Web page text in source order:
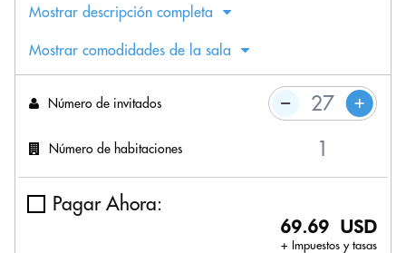
Mostrar descripción completa
Mostrar comodidades de la sala
Número de invitados
Número de habitaciones
Pagar Ahora:
69.69 USD
+ Impuestos y tasas